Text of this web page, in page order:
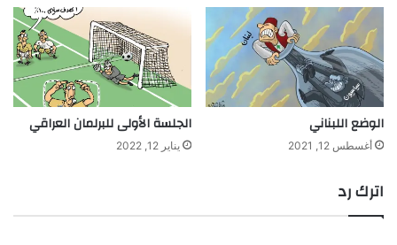
الوضع اللبناني
أغسطس 12, 2021
الجلسة الأولى للبرلمان العراقي
يناير 12, 2022
اترك رد